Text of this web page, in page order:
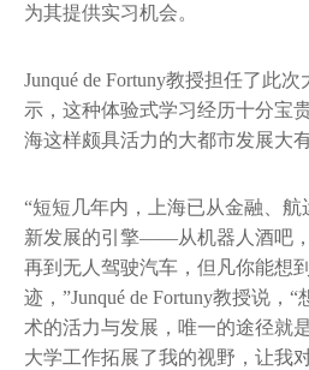
为其提供实习机会。
Junqué de Fortuny教授担任了此
示，这种体验式学习经历十分宝
海这样颇具活力的大都市发展大
“短短几年内，上海已从金融、航
新发展的引擎——从机器人酒吧，
再到无人驾驶汽车，但凡你能想
迹，”Junqué de Fortuny教授说，
术的活力与发展，唯一的途径就
大学工作拓展了我的视野，让我